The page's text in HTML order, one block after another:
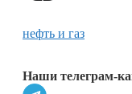
Наши телеграм-
нефть и газ